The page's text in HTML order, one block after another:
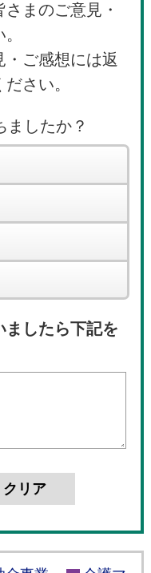
まのご意見・
・ご感想には返
さい。
ましたか？
ましたら下記を